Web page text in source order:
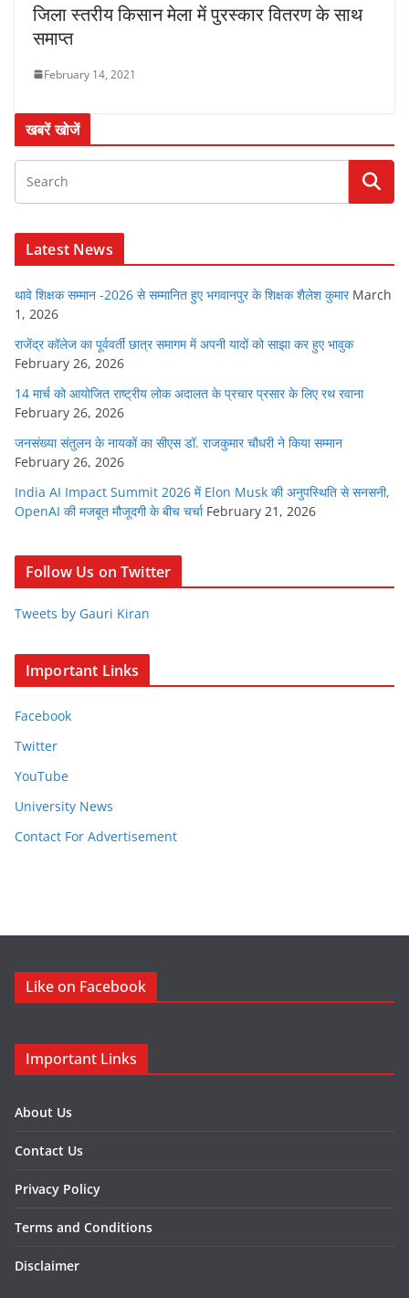
जिला स्तरीय किसान मेला में पुरस्कार वितरण के साथ
समाप्त
February 14, 2021
खबरें खोजें
Latest News
थावे शिक्षक सम्मान -2026 से सम्मानित हुए भगवानपुर के शिक्षक शैलेश कुमार March
1, 2026
राजेंद्र कॉलेज का पूर्ववर्ती छात्र समागम में अपनी यादों को साझा कर हुए भावुक
February 26, 2026
14 मार्च को आयोजित राष्ट्रीय लोक अदालत के प्रचार प्रसार के लिए रथ रवाना
February 26, 2026
जनसंख्या संतुलन के नायकों का सीएस डॉ. राजकुमार चौधरी ने किया सम्मान
February 26, 2026
India AI Impact Summit 2026 में Elon Musk की अनुपस्थिति से सनसनी,
OpenAI की मजबूत मौजूदगी के बीच चर्चा February 21, 2026
Follow Us on Twitter
Tweets by Gauri Kiran
Important Links
Facebook
Twitter
YouTube
University News
Contact For Advertisement
Like on Facebook
Important Links
About Us
Contact Us
Privacy Policy
Terms and Conditions
Disclaimer